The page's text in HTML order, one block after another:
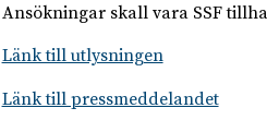
Ansökningar skall vara SSF
Länk till utlysningen
Länk till pressmeddelandet